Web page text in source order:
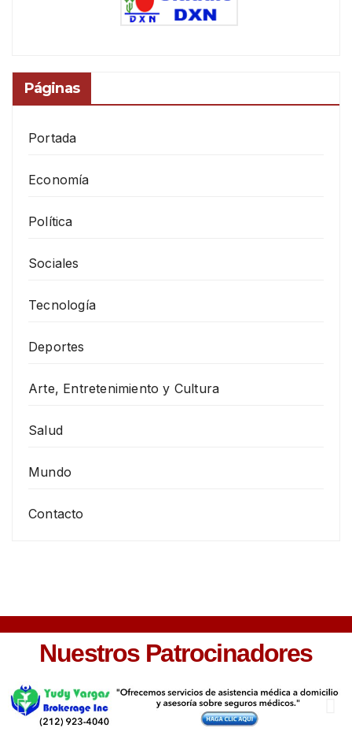
Páginas
Portada
Economía
Política
Sociales
Tecnología
Deportes
Arte, Entretenimiento y Cultura
Salud
Mundo
Contacto
Nuestros Patrocinadores